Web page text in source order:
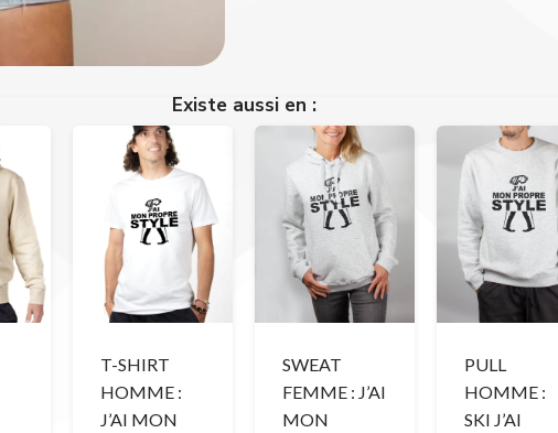
Existe aussi en :
T-SHIRT
HOMME :
J’AI MON
SWEAT
FEMME : J’AI
MON
PULL
HOMME :
SKI J’AI